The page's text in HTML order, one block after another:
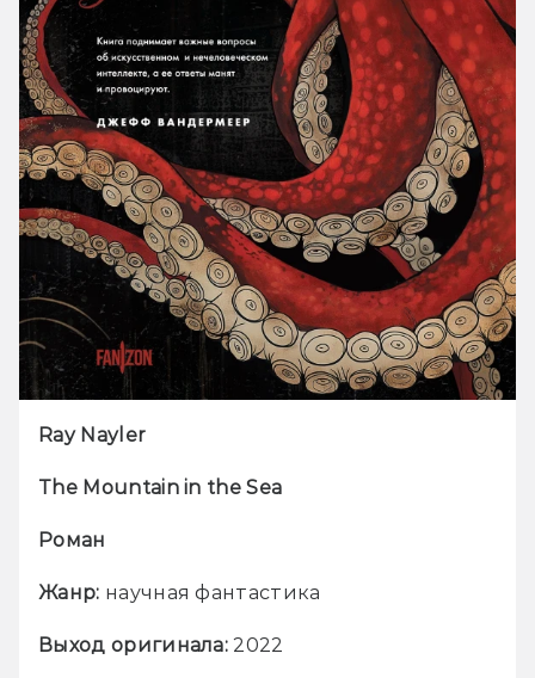
Ray Nayler
The Mountain in the Sea
Роман
Жанр: научная фантастика
Выход оригинала: 2022